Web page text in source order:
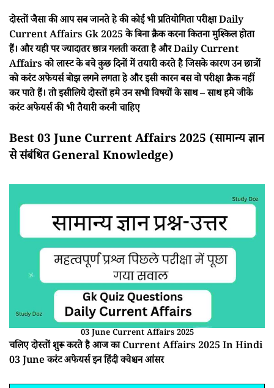
दोस्तों जैसा की आप सब जानते हे की कोई भी प्रतियोगिता परीक्षा Daily
Current Affairs Gk 2025 के बिना क्रैक करना कितना मुश्किल होता
हैं। और यही पर ज्यादातर छात्र गलती करता है और Daily Current
Affairs को लास्ट के बचे कुछ दिनों में तयारी करते है जिसके कारण उन छात्रों
को करंट अफेयर्स बोझ लगने लगता हे और इसी कारन बस वो परीक्षा क्रैक नहीं
कर पाते हैं। तो इसीलिये दोस्तों हमे उन सभी विषयों के साथ – साथ हमे जीके
करंट अफेयर्स की भी तैयारी करनी चाहिए
Best 03 June Current Affairs 2025 (सामान्य ज्ञान
से संबंधित General Knowledge)
03 June Current Affairs 2025
चलिए दोस्तों शुरू करते है आज का Current Affairs 2025 In Hindi
03 June करंट अफेयर्स इन हिंदी क्वेश्चन आंसर